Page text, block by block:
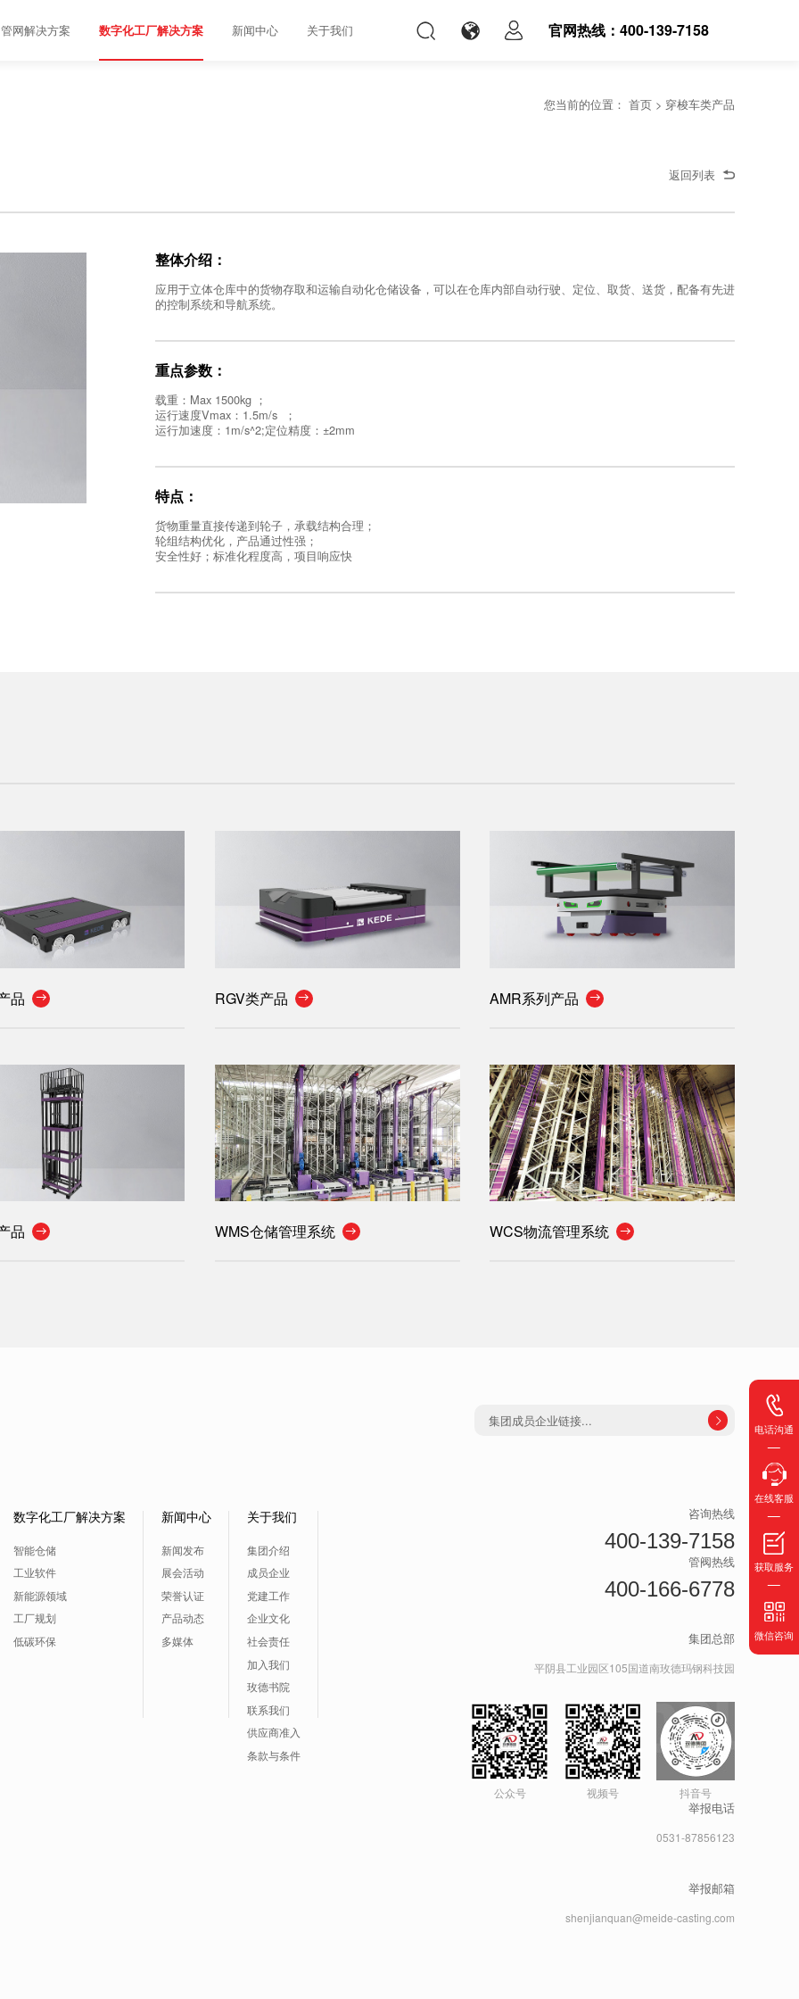
官网热线：400-139-7158
管网解决方案 数字化工厂解决方案 新闻中心 关于我们
您当前的位置： 首页 > 穿梭车类产品
返回列表
整体介绍：
应用于立体仓库中的货物存取和运输自动化仓储设备，可以在仓库内部自动行驶、定位、取货、送货，配备有先进
的控制系统和导航系统。
重点参数：
载重：Max 1500kg ；
运行速度Vmax：1.5m/s ；
运行加速度：1m/s^2;定位精度：±2mm
特点：
货物重量直接传递到轮子，承载结构合理；
轮组结构优化，产品通过性强；
安全性好；标准化程度高，项目响应快
品  RGV类产品  AMR系列产品 
品  WMS仓储管理系统  WCS物流管理系统 
电话沟通
在线客服
获取服务
微信咨询
集团成员企业链接... 
数字化工厂解决方案
智能仓储
工业软件
新能源领域
工厂规划
低碳环保
新闻中心
新闻发布
展会活动
荣誉认证
产品动态
多媒体
关于我们
集团介绍
成员企业
党建工作
企业文化
社会责任
加入我们
玫德书院
联系我们
供应商准入
条款与条件
咨询热线
400-139-7158
管阀热线
400-166-6778
集团总部
平阴县工业园区105国道南玫德玛钢科技园
公众号 视频号 抖音号
举报电话
0531-87856123
举报邮箱
shenjianquan@meide-casting.com